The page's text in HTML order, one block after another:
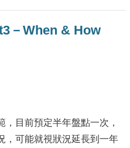
－When & How
目前預定半年盤點一次，
，可能就視狀況延長到一年